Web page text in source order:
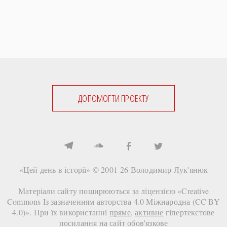
ДОПОМОГТИ ПРОЕКТУ
«Цей день в історії» © 2001-26 Володимир Лук'янюк
Матеріали сайту поширюються за ліцензією «Creative
Commons Із зазначенням авторства 4.0 Міжнародна (CC BY
4.0)». При їх використанні пряме,активне гіпертекстове
посилання на сайтобов'язкове